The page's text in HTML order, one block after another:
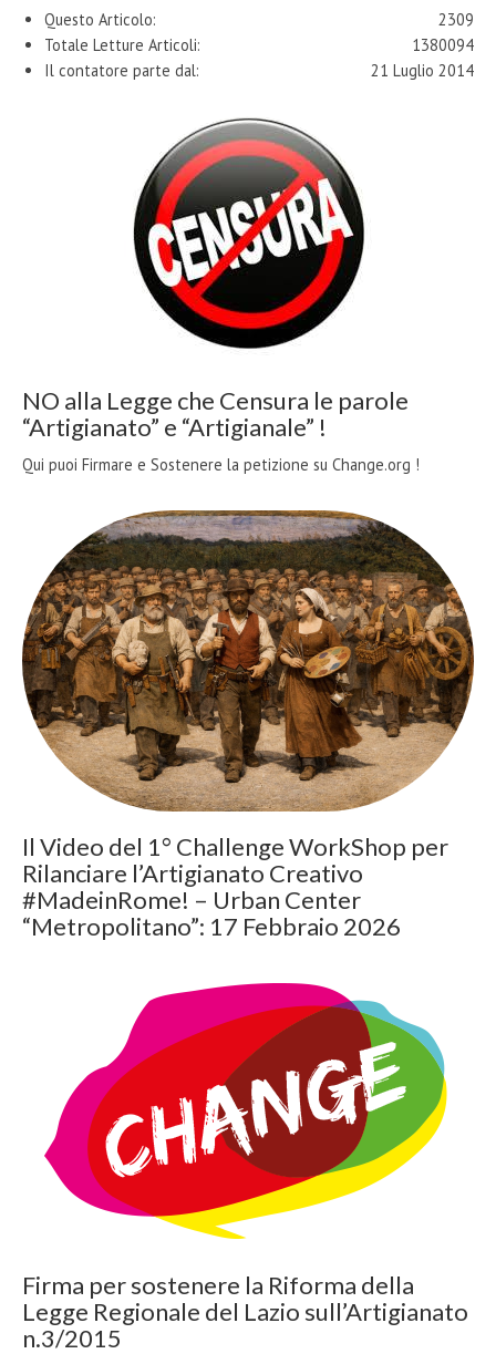
2309
Questo Articolo:
1380094
Totale Letture Articoli:
21 Luglio 2014
Il contatore parte dal:
NO alla Legge che Censura le parole
“Artigianato” e “Artigianale” !
Qui puoi Firmare e Sostenere la petizione su Change.org !
Il Video del 1° Challenge WorkShop per
Rilanciare l’Artigianato Creativo
#MadeinRome! – Urban Center
“Metropolitano”: 17 Febbraio 2026
Firma per sostenere la Riforma della
Legge Regionale del Lazio sull’Artigianato
n.3/2015